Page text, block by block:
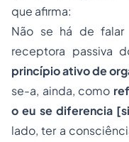
que afirma:
Não se há de falar
receptora passiva
princípio ativo de
se-a, ainda, como
o eu se diferencia
lado, ter a